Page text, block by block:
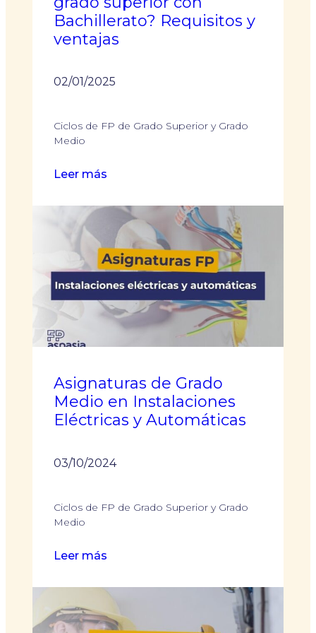
futuro
Bachillerato? Requisitos y
ventajas
02/01/2025
Ciclos de FP de Grado Superior y Grado
Medio
Leer más
acceder
un
grado
superior
con
Bachillerato?
Requisitos
y
Asignaturas de Grado
Medio en Instalaciones
Eléctricas y Automáticas
03/10/2024
Ciclos de FP de Grado Superior y Grado
Medio
Leer más
de
Medio